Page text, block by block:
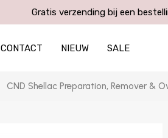
Gratis verzending bij een
CONTACT NIEUW SALE
CND Shellac Preparation, Remover &